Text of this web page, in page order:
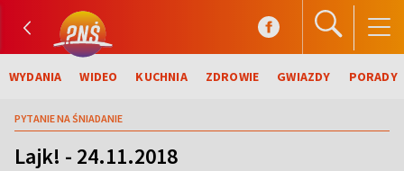
WYDANIA WIDEO KUCHNIA ZDROWIE GWIAZDY PORADY
PYTANIE NA ŚNIADANIE
Lajk! - 24.11.2018